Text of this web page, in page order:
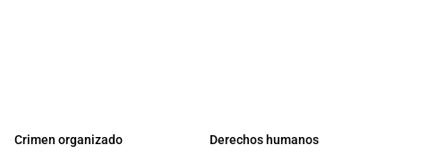
Crimen organizado Derechos humanos